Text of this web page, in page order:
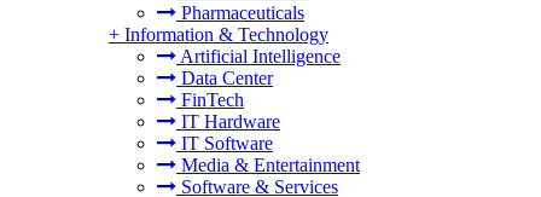
Pharmaceuticals
+ Information & Technology
Artificial Intelligence
Data Center
FinTech
IT Hardware
IT Software
Media & Entertainment
Software & Services